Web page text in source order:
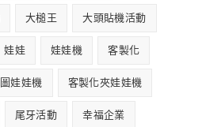
大槌王 大頭貼機活動
娃娃 娃娃機 客製化
娃娃機 客製化夾娃娃機
尾牙活動 幸福企業